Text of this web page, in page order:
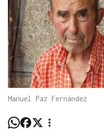
Manuel Paz Fernández